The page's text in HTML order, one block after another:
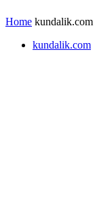
Home kundalik.com
kundalik.com